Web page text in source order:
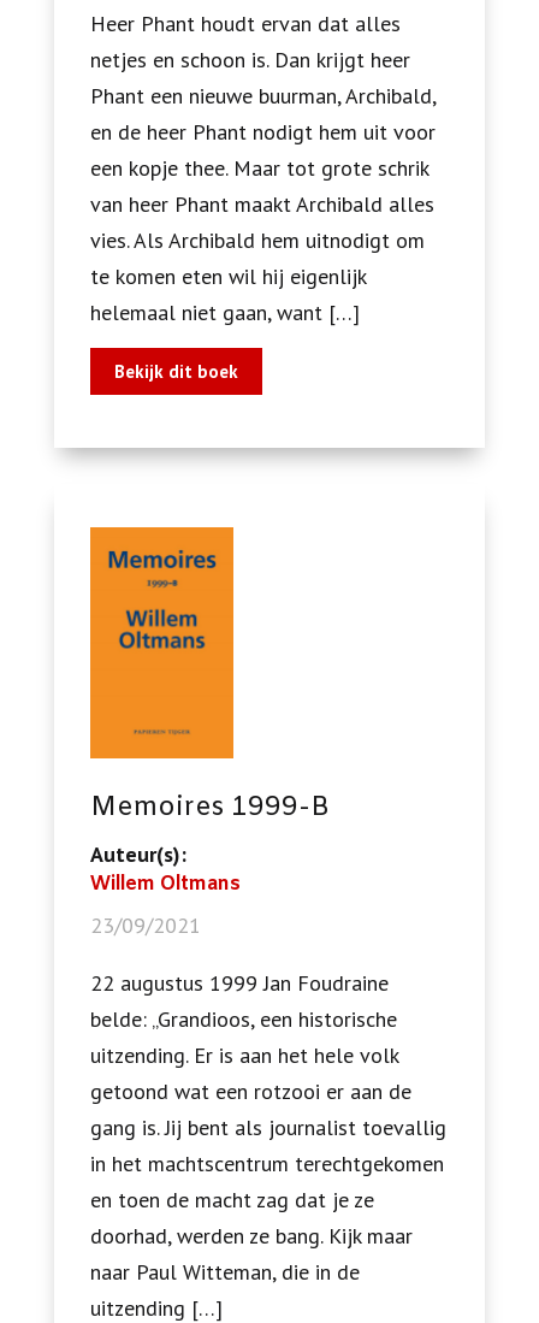
Heer Phant houdt ervan dat alles
netjes en schoon is. Dan krijgt heer
Phant een nieuwe buurman, Archibald,
en de heer Phant nodigt hem uit voor
een kopje thee. Maar tot grote schrik
van heer Phant maakt Archibald alles
vies. Als Archibald hem uitnodigt om
te komen eten wil hij eigenlijk
helemaal niet gaan, want […]
Bekijk dit boek
Memoires 1999-B
Auteur(s):
Willem Oltmans
23/09/2021
22 augustus 1999 Jan Foudraine
belde: „Grandioos, een historische
uitzending. Er is aan het hele volk
getoond wat een rotzooi er aan de
gang is. Jij bent als journalist toevallig
in het machtscentrum terechtgekomen
en toen de macht zag dat je ze
doorhad, werden ze bang. Kijk maar
naar Paul Witteman, die in de
uitzending […]